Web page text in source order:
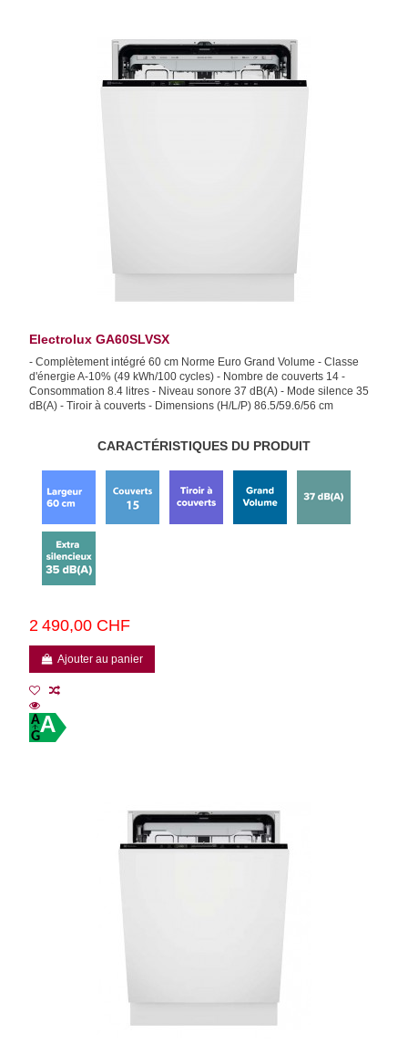
Electrolux GA60SLVSX
- Complètement intégré 60 cm Norme Euro Grand Volume - Classe
d'énergie A-10% (49 kWh/100 cycles) - Nombre de couverts 14 -
Consommation 8.4 litres - Niveau sonore 37 dB(A) - Mode silence 35
dB(A) - Tiroir à couverts - Dimensions (H/L/P) 86.5/59.6/56 cm
CARACTÉRISTIQUES DU PRODUIT
2 490,00 CHF
Ajouter au panier
A